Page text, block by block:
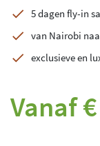
5 dagen fly-in
van Nairobi
exclusieve en
Vanaf